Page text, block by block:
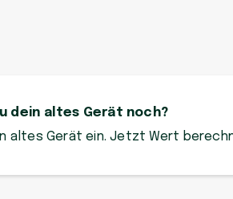
dein altes Gerät noch?
altes Gerät ein. Jetzt Wert